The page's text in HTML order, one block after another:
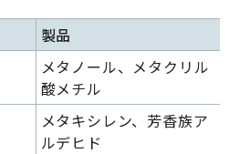
製品
メタノール、メタクリル
酸メチル
メタキシレン、芳香族ア
ルデヒド